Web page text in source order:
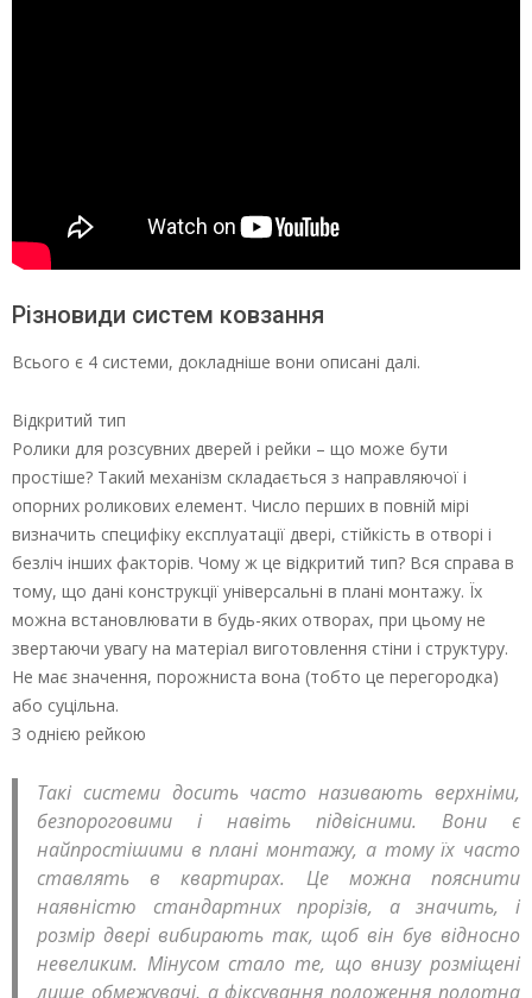
Різновиди систем ковзання
Всього є 4 системи, докладніше вони описані далі.
Відкритий тип
Ролики для розсувних дверей і рейки – що може бути
простіше? Такий механізм складається з направляючої і
опорних роликових елемент. Число перших в повній мірі
визначить специфіку експлуатації двері, стійкість в отворі і
безліч інших факторів. Чому ж це відкритий тип? Вся справа в
тому, що дані конструкції універсальні в плані монтажу. Їх
можна встановлювати в будь-яких отворах, при цьому не
звертаючи увагу на матеріал виготовлення стіни і структуру.
Не має значення, порожниста вона (тобто це перегородка)
або суцільна.
З однією рейкою
Такі системи досить часто називають верхніми,
безпороговими і навіть підвісними. Вони є
найпростішими в плані монтажу, а тому їх часто
ставлять в квартирах. Це можна пояснити
наявністю стандартних прорізів, а значить, і
розмір двері вибирають так, щоб він був відносно
невеликим. Мінусом стало те, що внизу розміщені
лише обмежувачі, а фіксування положення полотна